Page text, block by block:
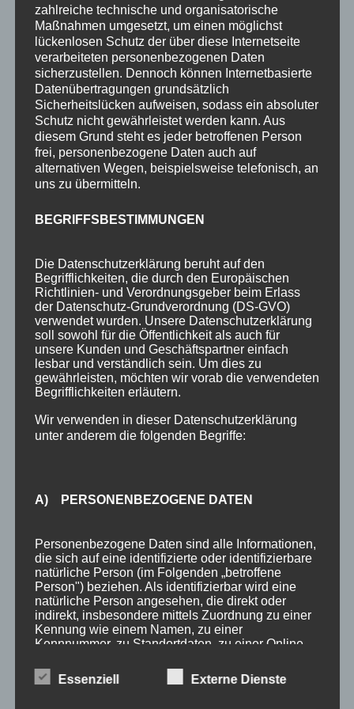
2-Raum-Fewo 2-3P
Einzelzimmer o. Balkon 1P
Preise
Aktuelles
Blog
Veranstaltungen
Berg- & Wintersport Bericht
Newsletter
Über uns
360° Panoramen
Bewertungen
Bergbahnticket inklusive
Urlaub in Oberstdorf
Anreise Oberstdorf
Kontakt
SCHLAGWÖRTER
3 Sterne Allgäu Allgäu-Walser-Pass Allgäuer Alpen
Auszeichnung Award Bewertungen booking.com
Busfahren Buslinien Busticket DTV Ferienhotel
Ferienhotel Sonnenheim Ferienwohnungen
Gästebewertungen Gästeinfo Gästeinformation
zahlreiche technische und organisatorische
Maßnahmen umgesetzt, um einen möglichst
lückenlosen Schutz der über diese Internetseite
verarbeiteten personenbezogenen Daten
sicherzustellen. Dennoch können Internetbasierte
Datenübertragungen grundsätzlich
Sicherheitslücken aufweisen, sodass ein absoluter
Schutz nicht gewährleistet werden kann. Aus
diesem Grund steht es jeder betroffenen Person
frei, personenbezogene Daten auch auf
alternativen Wegen, beispielsweise telefonisch, an
uns zu übermitteln.
BEGRIFFSBESTIMMUNGEN
Die Datenschutzerklärung beruht auf den
Begrifflichkeiten, die durch den Europäischen
Richtlinien- und Verordnungsgeber beim Erlass
der Datenschutz-Grundverordnung (DS-GVO)
verwendet wurden. Unsere Datenschutzerklärung
soll sowohl für die Öffentlichkeit als auch für
unsere Kunden und Geschäftspartner einfach
lesbar und verständlich sein. Um dies zu
gewährleisten, möchten wir vorab die verwendeten
Begrifflichkeiten erläutern.
Wir verwenden in dieser Datenschutzerklärung
unter anderem die folgenden Begriffe:
A) PERSONENBEZOGENE DATEN
Personenbezogene Daten sind alle Informationen,
die sich auf eine identifizierte oder identifizierbare
natürliche Person (im Folgenden „betroffene
Person") beziehen. Als identifizierbar wird eine
natürliche Person angesehen, die direkt oder
indirekt, insbesondere mittels Zuordnung zu einer
Kennung wie einem Namen, zu einer
Kennnummer, zu Standortdaten, zu einer Online-
besonderen Merkmalen, die Ausdruck der
physischen, physiologischen, genetischen,
Essenziell Externe Dienste